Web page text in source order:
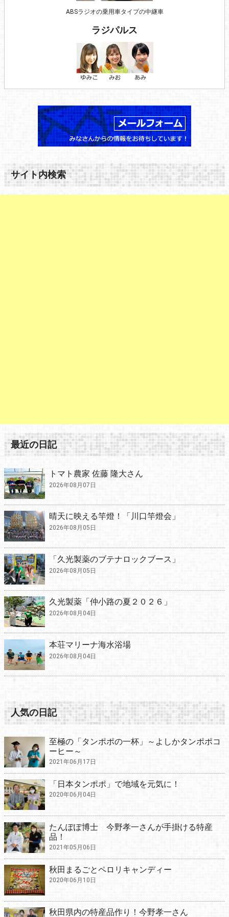
ABSラジオの乗用車タイプの中継車
ラジパルス
サイト内検索
最近の日記
トマト農家 佐藤 隆大さん
2026年08月07日
晴天に映える竿燈！「川口竿燈会」
2026年08月05日
「久光製薬のブテナロックブース」
2026年08月05日
久光製薬「仲小路の夏２０２６」
2026年08月04日
本荘マリーナ海水浴場
2026年08月04日
人気の日記
至極の「タンポポの一杯」～よしかタンポポコ
ーヒー～
2021年06月17日
「日本タンポポ」で地域を元気に！
2020年06月04日
たんぽぽ博士 今野孝一さんが手掛ける特産
品！
2021年05月06日
秋田まるごとペロリキャンディー
2020年06月10日
秋田県内の特産品作り！今野孝一さん